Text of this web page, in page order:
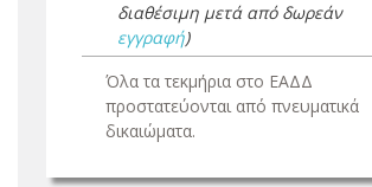
διαθέσιμη μετά από δωρεάν
εγγραφή)
Όλα τα τεκμήρια στο ΕΑΔΔ
προστατεύονται από πνευματικά
δικαιώματα.